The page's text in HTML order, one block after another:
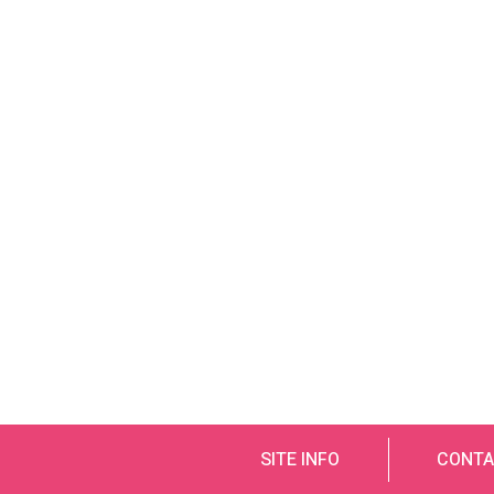
SITE INFO